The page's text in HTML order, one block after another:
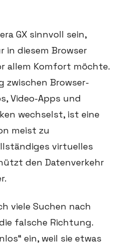
GX sinnvoll sein,
in diesem Browser
allem Komfort möchte.
zwischen Browser-
Video-Apps und
wechselst, ist eine
meist zu
virtuelles
den Datenverkehr
viele Suchen nach
falsche Richtung.
ein, weil sie etwas